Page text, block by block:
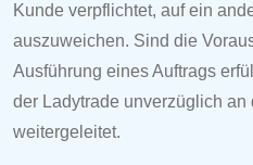
Kunde verpflichtet, auf ein
auszuweichen. Sind die
Ausführung eines Auftrags
der Ladytrade unverzüglich
weitergeleitet.